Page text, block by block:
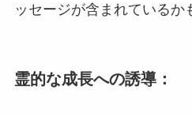
ッセージが含まれているか
霊的な成長への誘導：